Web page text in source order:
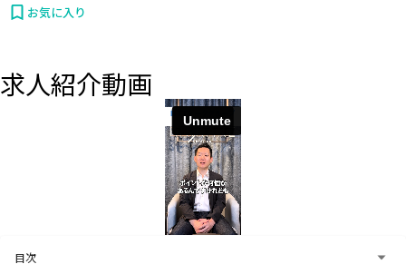
お気に入り
お問い合わせする
求人紹介動画
目次